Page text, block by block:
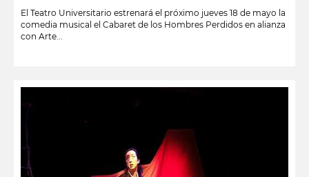
El Teatro Universitario estrenará el próximo jueves 18 de mayo la
comedia musical el Cabaret de los Hombres Perdidos en alianza
con Arte...